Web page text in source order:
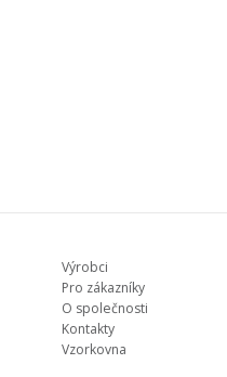
Výrobci
Pro zákazníky
O společnosti
Kontakty
Vzorkovna